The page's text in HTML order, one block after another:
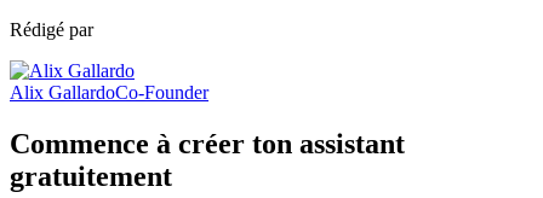
Rédigé par
Alix GallardoCo-Founder
Commence à créer ton assistant
gratuitement